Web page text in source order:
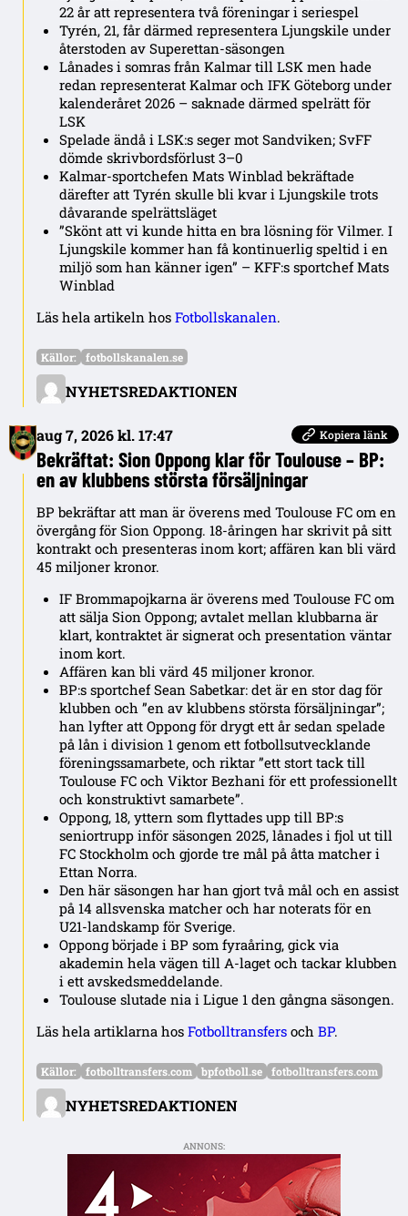
22 år att representera två föreningar i seriespel
Tyrén, 21, får därmed representera Ljungskile under
återstoden av Superettan-säsongen
Lånades i somras från Kalmar till LSK men hade
redan representerat Kalmar och IFK Göteborg under
kalenderåret 2026 – saknade därmed spelrätt för
LSK
Spelade ändå i LSK:s seger mot Sandviken; SvFF
dömde skrivbordsförlust 3–0
Kalmar-sportchefen Mats Winblad bekräftade
därefter att Tyrén skulle bli kvar i Ljungskile trots
dåvarande spelrättsläget
”Skönt att vi kunde hitta en bra lösning för Vilmer. I
Ljungskile kommer han få kontinuerlig speltid i en
miljö som han känner igen” – KFF:s sportchef Mats
Winblad
Läs hela artikeln hos Fotbollskanalen.
NYHETSREDAKTIONEN
Källor: fotbollskanalen.se
aug 7, 2026 kl. 17:47 Kopiera länk
Bekräftat: Sion Oppong klar för Toulouse – BP:
en av klubbens största försäljningar
BP bekräftar att man är överens med Toulouse FC om en
övergång för Sion Oppong. 18-åringen har skrivit på sitt
kontrakt och presenteras inom kort; affären kan bli värd
45 miljoner kronor.
IF Brommapojkarna är överens med Toulouse FC om
att sälja Sion Oppong; avtalet mellan klubbarna är
klart, kontraktet är signerat och presentation väntar
inom kort.
Affären kan bli värd 45 miljoner kronor.
BP:s sportchef Sean Sabetkar: det är en stor dag för
klubben och ”en av klubbens största försäljningar”;
han lyfter att Oppong för drygt ett år sedan spelade
på lån i division 1 genom ett fotbollsutvecklande
föreningssamarbete, och riktar ”ett stort tack till
Toulouse FC och Viktor Bezhani för ett professionellt
och konstruktivt samarbete”.
Oppong, 18, yttern som flyttades upp till BP:s
seniortrupp inför säsongen 2025, lånades i fjol ut till
FC Stockholm och gjorde tre mål på åtta matcher i
Ettan Norra.
Den här säsongen har han gjort två mål och en assist
på 14 allsvenska matcher och har noterats för en
U21-landskamp för Sverige.
Oppong började i BP som fyraåring, gick via
akademin hela vägen till A-laget och tackar klubben
i ett avskedsmeddelande.
Toulouse slutade nia i Ligue 1 den gångna säsongen.
Läs hela artiklarna hos Fotbolltransfers och BP.
NYHETSREDAKTIONEN
Källor: fotbolltransfers.com bpfotboll.se fotbolltransfers.com
ANNONS: